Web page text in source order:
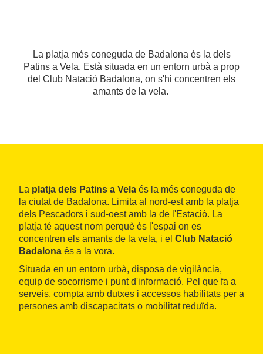
La platja més coneguda de Badalona és la dels
Patins a Vela. Està situada en un entorn urbà a prop
del Club Natació Badalona, on s'hi concentren els
amants de la vela.
La platja dels Patins a Vela és la més coneguda de
la ciutat de Badalona. Limita al nord-est amb la platja
dels Pescadors i sud-oest amb la de l'Estació. La
platja té aquest nom perquè és l'espai on es
concentren els amants de la vela, i el Club Natació
Badalona és a la vora.
Situada en un entorn urbà, disposa de vigilància,
equip de socorrisme i punt d'informació. Pel que fa a
serveis, compta amb dutxes i accessos habilitats per a
persones amb discapacitats o mobilitat reduïda.